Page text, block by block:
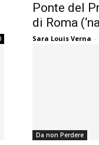
Ponte del
di Roma
Sara Louis Verna -
Da non Perdere